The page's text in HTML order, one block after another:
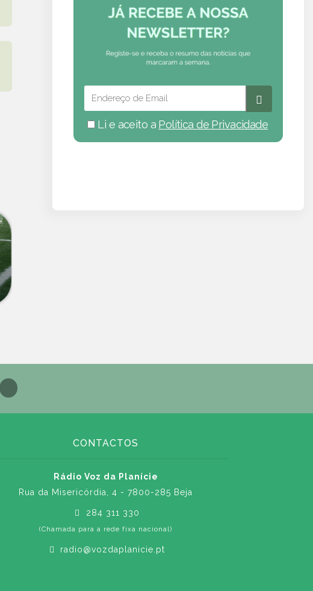
Li e aceito a Política de Privacidade
CONTACTOS
Rádio Voz da Planície
Rua da Misericórdia, 4 - 7800-285 Beja
284 311 330
(Chamada para a rede fixa nacional)
radio@vozdaplanicie.pt